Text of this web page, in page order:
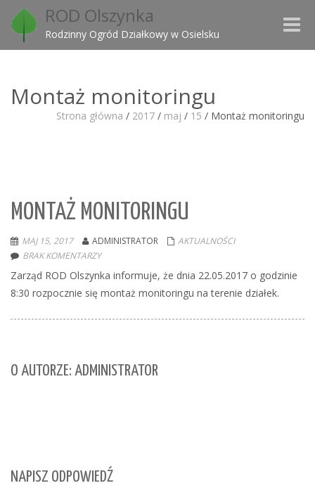
ROD Olszynka
Rodzinny Ogród Działkowy w Osielsku
Toggle
Montaż monitoringu
Strona główna / 2017 / maj / 15 / Montaż monitoringu
MONTAŻ MONITORINGU
MAJ 15, 2017 ADMINISTRATOR
AKTUALNOŚCI
BRAK KOMENTARZY
Zarząd ROD Olszynka informuje, że dnia 22.05.2017 o godzinie
8:30 rozpocznie się montaż monitoringu na terenie działek.
O AUTORZE: ADMINISTRATOR
NAPISZ ODPOWIEDŹ